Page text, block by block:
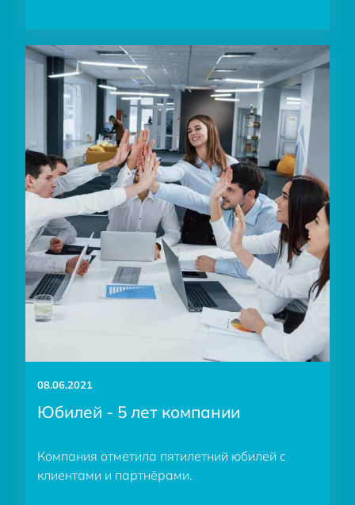
08.06.2021
Юбилей - 5 лет компании
Компания отметила пятилетний юбилей с
клиентами и партнёрами.